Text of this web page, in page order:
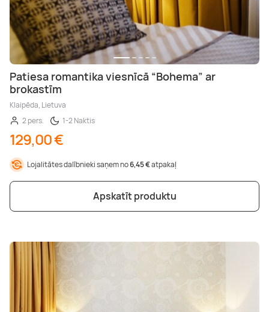
Patiesa romantika viesnīcā “Bohema” ar
brokastīm
Klaipēda, Lietuva
2 pers.
1-2 Naktis
129,00 €
Lojalitātes dalībnieki saņem no6,45 €atpakaļ
Apskatīt produktu